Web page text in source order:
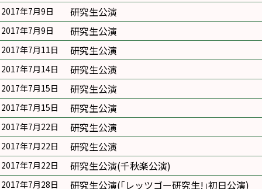
2017年7月9日 研究生公演
2017年7月9日 研究生公演
2017年7月11日 研究生公演
2017年7月14日 研究生公演
2017年7月15日 研究生公演
2017年7月15日 研究生公演
2017年7月22日 研究生公演
2017年7月22日 研究生公演
2017年7月22日 研究生公演(千秋楽公演)
2017年7月28日 研究生公演(｢レッツゴー研究生!｣初日公演)